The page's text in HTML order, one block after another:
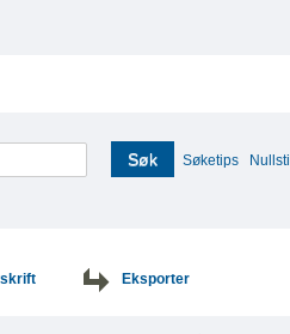
Søk Søketips Nullstill
Eksporter